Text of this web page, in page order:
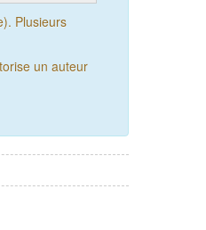
Plusieurs
un auteur